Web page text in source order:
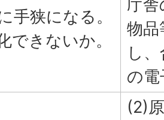
手狭になる。
できないか。
庁
物品
し
の
(2)